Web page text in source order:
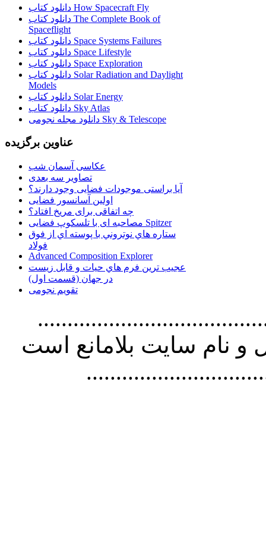
دانلود کتاب How Spacecraft Fly
دانلود کتاب The Complete Book of
Spaceflight
دانلود کتاب Space Systems Failures
دانلود کتاب Space Lifestyle
دانلود کتاب Space Exploration
دانلود کتاب Solar Radiation and Daylight
Models
دانلود کتاب Solar Energy
دانلود کتاب Sky Atlas
دانلود مجله نجومی Sky & Telescope
عناوین برگزیده
عکاسی آسمان شب
تصاویر سه بعدی
آیا براستی موجودات فضایی وجود دارند؟
اولین آسانسور فضایی
چه اتفاقی برای مریخ افتاد؟
مصاحبه ای با تلسکوپ فضایی Spitzer
ستاره هاي نوتروني با پوسته اي از فوق
فولاد
Advanced Composition Explorer
عجیب ترین فرم هاي حيات و قابل زيست
در جهان (قسمت اول)
تقویم نجومی
استفاده از
نام سايت بلامانع است